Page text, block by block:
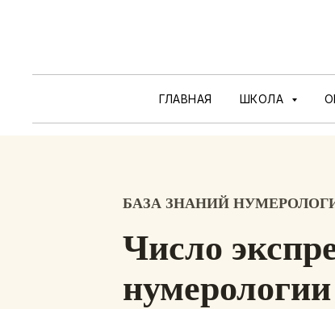
ГЛАВНАЯ ШКОЛА
БАЗА ЗНАНИЙ
Число
нумерологии